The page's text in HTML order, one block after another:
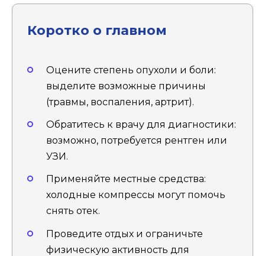
Коротко о главном
Оцените степень опухоли и боли:
выделите возможные причины
(травмы, воспаления, артрит).
Обратитесь к врачу для диагностики:
возможно, потребуется рентген или
УЗИ.
Применяйте местные средства:
холодные компрессы могут помочь
снять отек.
Проведите отдых и ограничьте
физическую активность для